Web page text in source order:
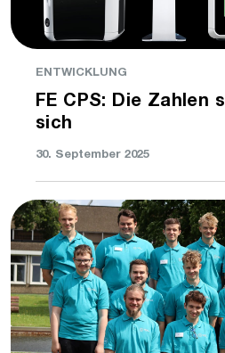
ENTWICKLUNG
FE CPS: Die Zahlen
sich
30. September 2025